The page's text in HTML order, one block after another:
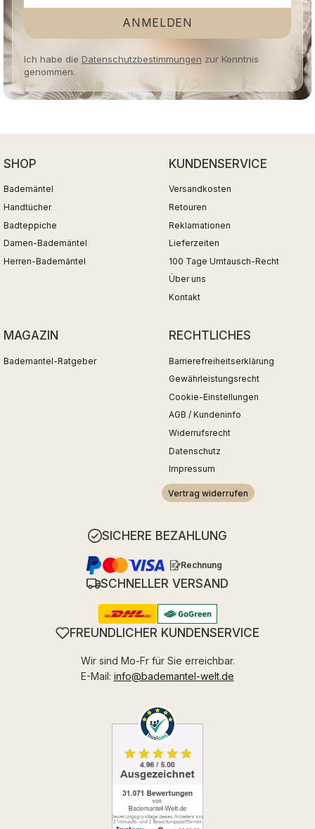
ANMELDEN
Ich habe die Datenschutzbestimmungen zur Kenntnis
genommen.
SHOP
Bademäntel
Handtücher
Badteppiche
Damen-Bademäntel
Herren-Bademäntel
KUNDENSERVICE
Versandkosten
Retouren
Reklamationen
Lieferzeiten
100 Tage Umtausch-Recht
Über uns
Kontakt
MAGAZIN
Bademantel-Ratgeber
RECHTLICHES
Barrierefreiheitserklärung
Gewährleistungsrecht
Cookie-Einstellungen
AGB / Kundeninfo
Widerrufsrecht
Datenschutz
Impressum
Vertrag widerrufen
SICHERE BEZAHLUNG
Rechnung
SCHNELLER VERSAND
FREUNDLICHER KUNDENSERVICE
Wir sind Mo-Fr für Sie erreichbar.
E-Mail: info@bademantel-welt.de